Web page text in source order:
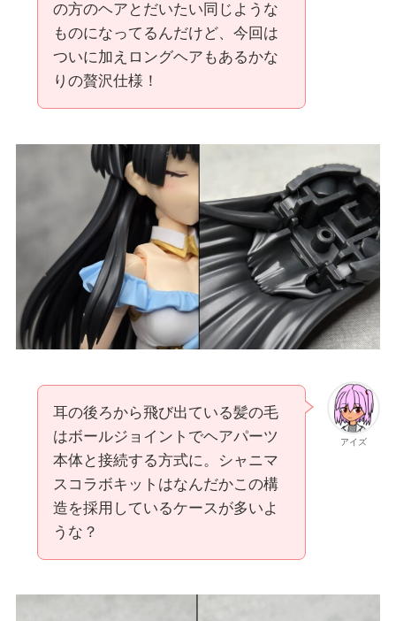
の方のヘアとだいたい同じような
ものになってるんだけど、今回は
ついに加えロングヘアもあるかな
りの贅沢仕様！
アイズ
耳の後ろから飛び出ている髪の毛
はボールジョイントでヘアパーツ
本体と接続する方式に。シャニマ
スコラボキットはなんだかこの構
造を採用しているケースが多いよ
うな？